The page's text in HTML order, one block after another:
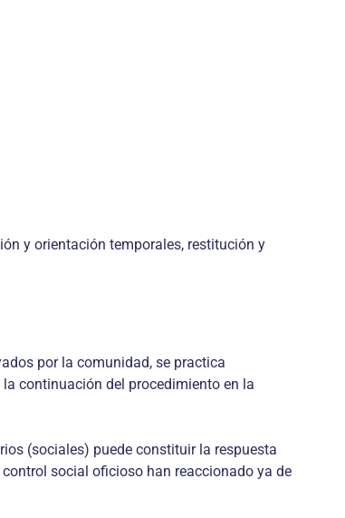
y orientación temporales, restitución y
por la comunidad, se practica
continuación del procedimiento en la
(sociales) puede constituir la respuesta
social oficioso han reaccionado ya de